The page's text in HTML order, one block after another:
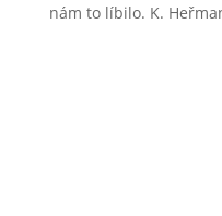
nám to líbilo. K.